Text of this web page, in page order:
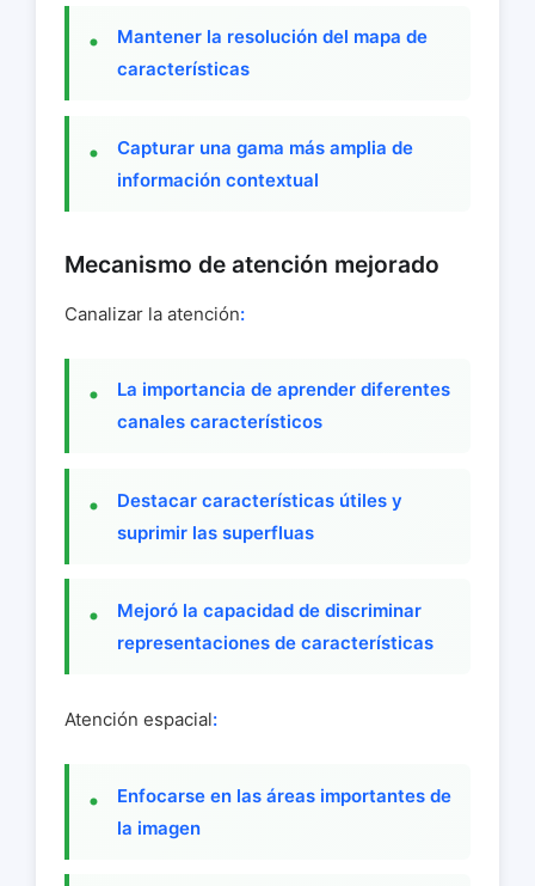
Mantener la resolución del mapa de
características
Capturar una gama más amplia de
información contextual
Mecanismo de atención mejorado
Canalizar la atención:
La importancia de aprender diferentes
canales característicos
Destacar características útiles y
suprimir las superfluas
Mejoró la capacidad de discriminar
representaciones de características
Atención espacial:
Enfocarse en las áreas importantes de
la imagen